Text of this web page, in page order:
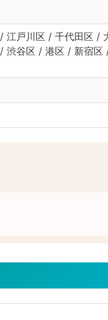
戸川区 / 千代田区 /
谷区 / 港区 / 新宿区